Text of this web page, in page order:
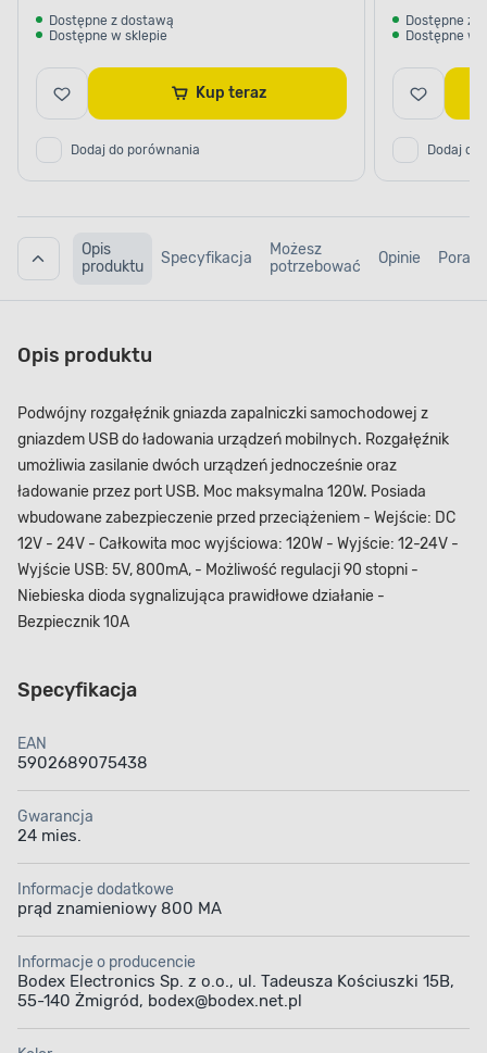
Dostępne z dostawą
Dostępne w sklepie
Kup teraz
Dodaj do porównania
Dostępne z
Dostępne w
Dodaj do
Opis
produktu
Specyfikacja
Możesz
potrzebować
Opinie Porady
Opis produktu
Podwójny rozgałęźnik gniazda zapalniczki samochodowej z
gniazdem USB do ładowania urządzeń mobilnych. Rozgałęźnik
umożliwia zasilanie dwóch urządzeń jednocześnie oraz
ładowanie przez port USB. Moc maksymalna 120W. Posiada
wbudowane zabezpieczenie przed przeciążeniem - Wejście: DC
12V - 24V - Całkowita moc wyjściowa: 120W - Wyjście: 12-24V -
Wyjście USB: 5V, 800mA, - Możliwość regulacji 90 stopni -
Niebieska dioda sygnalizująca prawidłowe działanie -
Bezpiecznik 10A
Specyfikacja
EAN
5902689075438
Gwarancja
24 mies.
Informacje dodatkowe
prąd znamieniowy 800 MA
Informacje o producencie
Bodex Electronics Sp. z o.o., ul. Tadeusza Kościuszki 15B,
55-140 Żmigród, bodex@bodex.net.pl